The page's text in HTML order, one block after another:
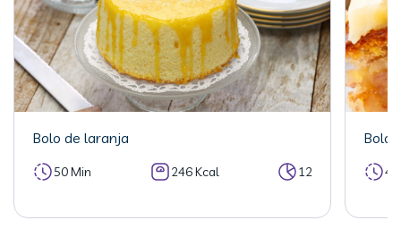
Bolo de laranja
50 Min 246 Kcal 12
Bolo